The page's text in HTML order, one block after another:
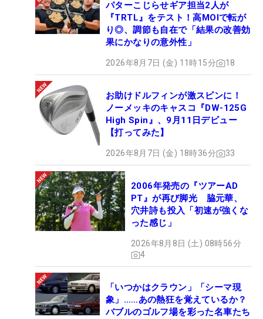
パターこじらせギア担当2人が
『TRTL』をテスト！高MOIで転が
り◎、調節も自在で「結果の改善効
果にかなりの意外性」
2026年8月7日 (金) 11時15分 18
お助けドルフィンが激スピンに！
ノーメッキのキャスコ『DW-125G
High Spin』、9月11日デビュー
【打ってみた】
2026年8月7日 (金) 18時36分 33
2006年発売の『ツアーAD
PT』が再び脚光 脇元華、
穴井詩も投入「初速が強くな
った感じ」
2026年8月8日 (土) 08時56分
4
「いつかはクラウン」「シーマ現
象」……あの熱狂を覚えているか？
バブルのゴルフ場を彩った名車たち